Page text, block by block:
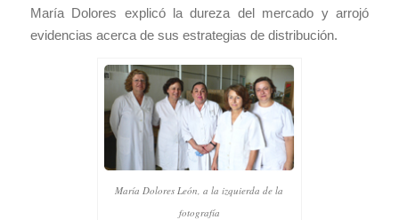
María Dolores explicó la dureza del mercado y arrojó
evidencias acerca de sus estrategias de distribución.
María Dolores León, a la izquierda de la
fotografía